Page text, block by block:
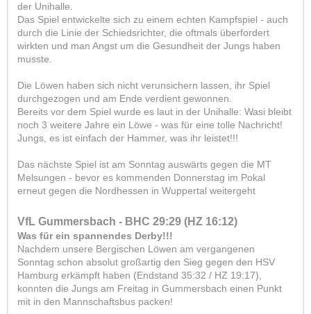
der Unihalle.
Das Spiel entwickelte sich zu einem echten Kampfspiel - auch
durch die Linie der Schiedsrichter, die oftmals überfordert
wirkten und man Angst um die Gesundheit der Jungs haben
musste.
Die Löwen haben sich nicht verunsichern lassen, ihr Spiel
durchgezogen und am Ende verdient gewonnen.
Bereits vor dem Spiel wurde es laut in der Unihalle: Wasi bleibt
noch 3 weitere Jahre ein Löwe - was für eine tolle Nachricht!
Jungs, es ist einfach der Hammer, was ihr leistet!!!
Das nächste Spiel ist am Sonntag auswärts gegen die MT
Melsungen - bevor es kommenden Donnerstag im Pokal
erneut gegen die Nordhessen in Wuppertal weitergeht
VfL Gummersbach - BHC 29:29 (HZ 16:12)
Was für ein spannendes Derby!!!
Nachdem unsere Bergischen Löwen am vergangenen
Sonntag schon absolut großartig den Sieg gegen den HSV
Hamburg erkämpft haben (Endstand 35:32 / HZ 19:17),
konnten die Jungs am Freitag in Gummersbach einen Punkt
mit in den Mannschaftsbus packen!